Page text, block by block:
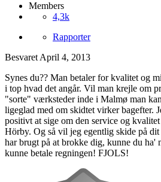
Members
4,3k
Rapporter
Besvaret April 4, 2013
Synes du?? Man betaler for kvalitet og
i top hvad det angår. Vil man krejle om
"sorte" værksteder inde i Malmø man
ligeglad med om skidtet virker bagefter.
positivt at sige om den service og
Hörby. Og så vil jeg egentlig skide på
har brugt på at brokke dig, kunne du ha'
kunne betale regningen! FJOLS!